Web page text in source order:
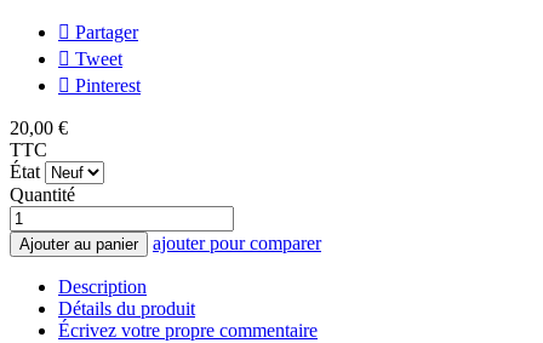
Partager
Tweet
Pinterest
20,00 €
TTC
État
Quantité
Ajouter au panier ajouter pour comparer
Description
Détails du produit
Écrivez votre propre commentaire